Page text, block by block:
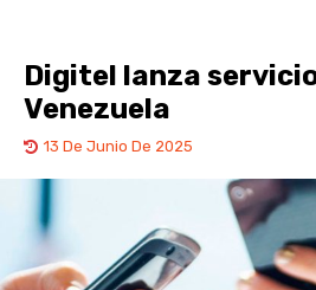
Digitel lanza servicio
Venezuela
13 De Junio De 2025